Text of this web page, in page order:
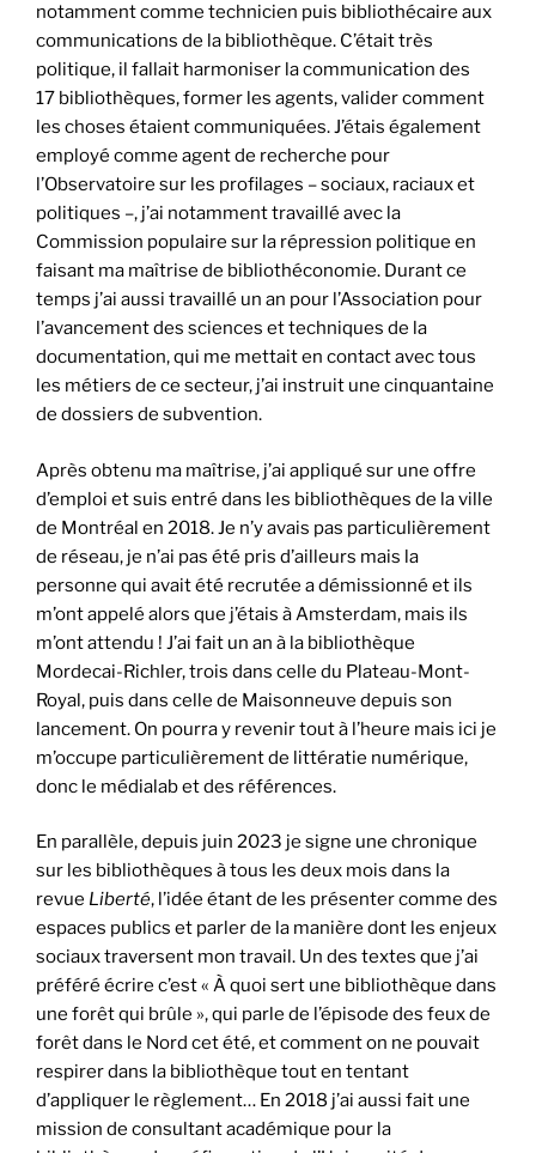
notamment comme technicien puis bibliothécaire aux
communications de la bibliothèque. C’était très
politique, il fallait harmoniser la communication des
17 bibliothèques, former les agents, valider comment
les choses étaient communiquées. J’étais également
employé comme agent de recherche pour
l’Observatoire sur les profilages – sociaux, raciaux et
politiques –, j’ai notamment travaillé avec la
Commission populaire sur la répression politique en
faisant ma maîtrise de bibliothéconomie. Durant ce
temps j’ai aussi travaillé un an pour l’Association pour
l’avancement des sciences et techniques de la
documentation, qui me mettait en contact avec tous
les métiers de ce secteur, j’ai instruit une cinquantaine
de dossiers de subvention.
Après obtenu ma maîtrise, j’ai appliqué sur une offre
d’emploi et suis entré dans les bibliothèques de la ville
de Montréal en 2018. Je n’y avais pas particulièrement
de réseau, je n’ai pas été pris d’ailleurs mais la
personne qui avait été recrutée a démissionné et ils
m’ont appelé alors que j’étais à Amsterdam, mais ils
m’ont attendu ! J’ai fait un an à la bibliothèque
Mordecai-Richler, trois dans celle du Plateau-Mont-
Royal, puis dans celle de Maisonneuve depuis son
lancement. On pourra y revenir tout à l’heure mais ici je
m’occupe particulièrement de littératie numérique,
donc le médialab et des références.
En parallèle, depuis juin 2023 je signe une chronique
sur les bibliothèques à tous les deux mois dans la
revue Liberté, l’idée étant de les présenter comme des
espaces publics et parler de la manière dont les enjeux
sociaux traversent mon travail. Un des textes que j’ai
préféré écrire c’est « À quoi sert une bibliothèque dans
une forêt qui brûle », qui parle de l’épisode des feux de
forêt dans le Nord cet été, et comment on ne pouvait
respirer dans la bibliothèque tout en tentant
d’appliquer le règlement… En 2018 j’ai aussi fait une
mission de consultant académique pour la